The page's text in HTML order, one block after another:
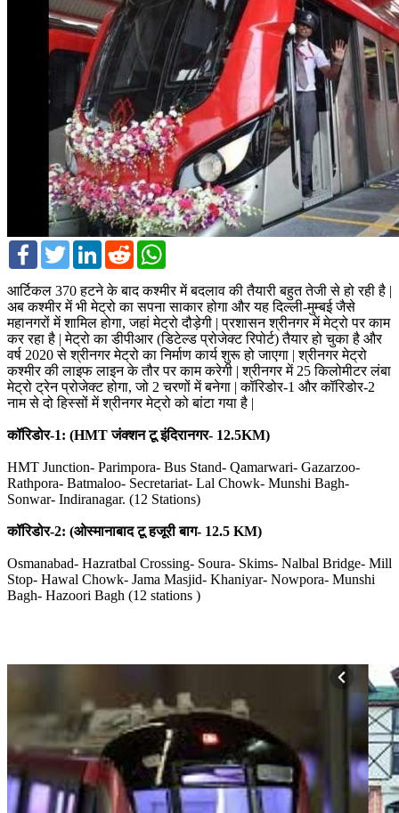
FacebookTwitterLinkedInReddit
आर्टिकल 370 हटने के बाद कश्मीर में बदलाव की तैयारी बहुत तेजी से हो रही है |
अब कश्मीर में भी मेट्रो का सपना साकार होगा और यह दिल्ली-मुम्बई जैसे
महानगरों में शामिल होगा, जहां मेट्रो दौड़ेगी | प्रशासन श्रीनगर में मेट्रो पर काम
कर रहा है | मेट्रो का डीपीआर (डिटेल्ड प्रोजेक्ट रिपोर्ट) तैयार हो चुका है और
वर्ष 2020 से श्रीनगर मेट्रो का निर्माण कार्य शुरू हो जाएगा | श्रीनगर मेट्रो
कश्मीर की लाइफ लाइन के तौर पर काम करेगी | श्रीनगर में 25 किलोमीटर लंबा
मेट्रो ट्रेन प्रोजेक्ट होगा, जो 2 चरणों में बनेगा | कॉरिडोर-1 और कॉरिडोर-2
नाम से दो हिस्सों में श्रीनगर मेट्रो को बांटा गया है |
कॉरिडोर-1: (HMTजंक्शनटूइंदिरानगर- 12.5KM)
HMT Junction- Parimpora- Bus Stand- Qamarwari- Gazarzoo-
Rathpora- Batmaloo- Secretariat- Lal Chowk- Munshi Bagh-
Sonwar- Indiranagar. (12 Stations)
कॉरिडोर-2: (ओस्मानाबादटूहजूरीबाग- 12.5 KM)
Osmanabad- Hazratbal Crossing- Soura- Skims- Nalbal Bridge- Mill
Stop- Hawal Chowk- Jama Masjid- Khaniyar- Nowpora- Munshi
Bagh- Hazoori Bagh (12 stations )